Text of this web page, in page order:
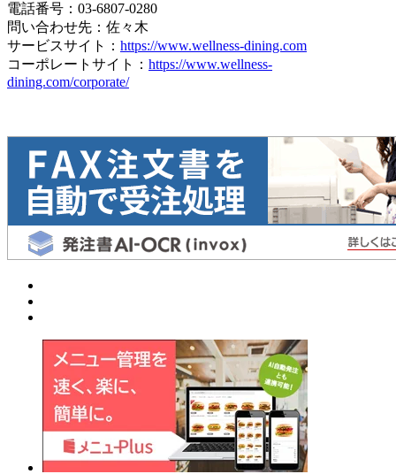
電話番号：03-6807-0280
問い合わせ先：佐々木
サービスサイト： https://www.wellness-dining.com
コーポレートサイト： https://www.wellness-
dining.com/corporate/